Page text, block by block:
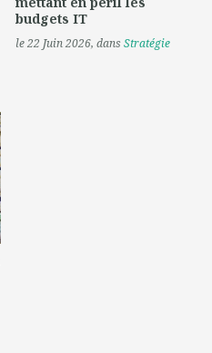
budgets IT
le 22 Juin 2026, dansStratégie